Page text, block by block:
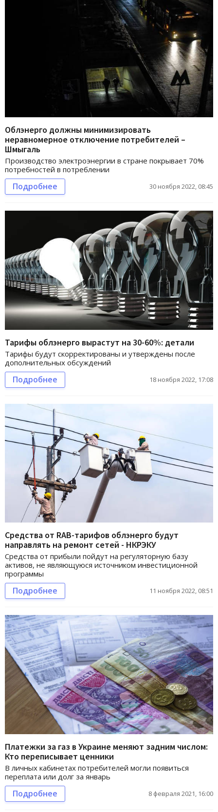
Облэнерго должны минимизировать
неравномерное отключение потребителей –
Шмыгаль
Производство электроэнергии в стране покрывает 70%
потребностей в потреблении
Подробнее 30 ноября 2022, 08:45
Тарифы облэнерго вырастут на 30-60%: детали
Тарифы будут скорректированы и утверждены после
дополнительных обсуждений
Подробнее 18 ноября 2022, 17:08
Средства от RAB-тарифов облэнерго будут
направлять на ремонт сетей - НКРЭКУ
Средства от прибыли пойдут на регуляторную базу
активов, не являющуюся источником инвестиционной
программы
Подробнее 11 ноября 2022, 08:51
Платежки за газ в Украине меняют задним числом:
Кто переписывает ценники
В личных кабинетах потребителей могли появиться
переплата или долг за январь
Подробнее 8 февраля 2021, 16:00